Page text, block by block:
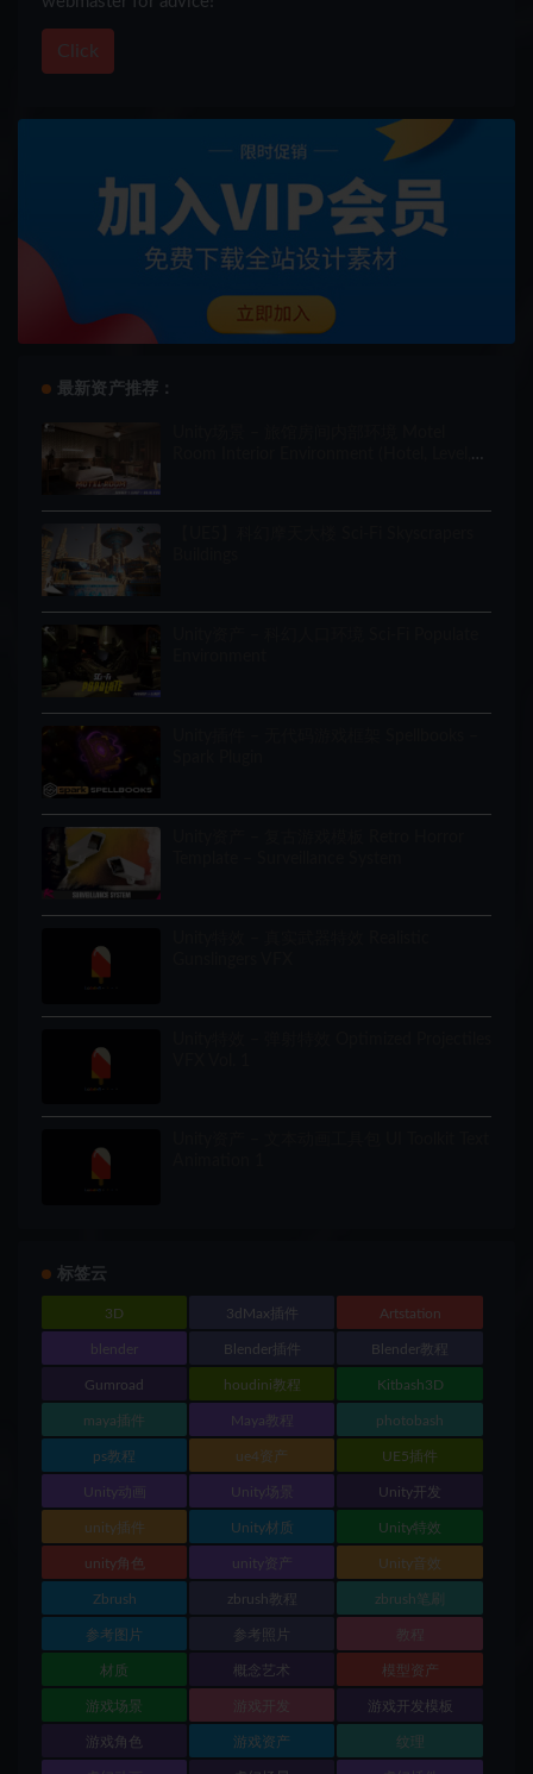
Click
最新资产推荐：
标签云
3D 3dMax插件 Artstation
blender Blender插件 Blender教程
Gumroad houdini教程 Kitbash3D
maya插件 Maya教程 photobash
ps教程 ue4资产 UE5插件
Unity动画 Unity场景 Unity开发
unity插件 Unity材质 Unity特效
unity角色 unity资产 Unity音效
Zbrush zbrush教程 zbrush笔刷
参考图片 参考照片 教程
材质 概念艺术 模型资产
游戏场景 游戏开发 游戏开发模板
游戏角色 游戏资产 纹理